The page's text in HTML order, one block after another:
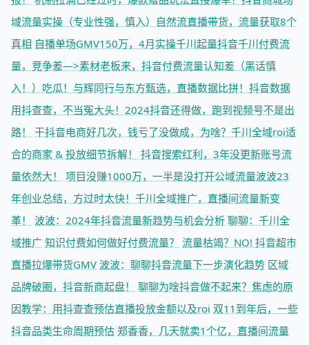
域流量实操（专业性强，慎入） 自然流直播带货，流量获取8个
真相 自播单场GMV150万，4月实操千川起量抖音千川付费流
量，竞争差—>素材老板来，抖音付费流量认知差（黑话慎
入！） 吃瓜！与辉同行与东方甄选，直播数据比拼！ 抖音数据
用抖查查，不当冤大头！ 2024抖音还得做，跑到视频号不是出
路！
干抖音电商好几次，钱亏了没做成，为啥？ 千川全域roi适
合的商家 & 投放细节拆解！
抖音搜索红利，3年没更新账号流
量依然大！
项目没赚1000万，一半是没打开公域流量波波23
年创业总结，方过时太快！ 千川全域推广，直播间流量新变
革！
波波：2024年抖音流量新趋势与机会分析 聊聊：千川全
域推广 知识付费如何做好付费流量？ 流量枯竭？NO! 抖音超市
直播拉爆带货GMV 波波：聊聊抖音流量下一步演化趋势 区域
品牌破圈，抖音新商起盘！
聊聊为啥抖音做不起来？焦虑的原
因教学：用抖查查预估直播投放金额以及roi 双11到年后，一些
抖音品类生命周期预估 郑香香，几天就卖1个亿，直播间流量